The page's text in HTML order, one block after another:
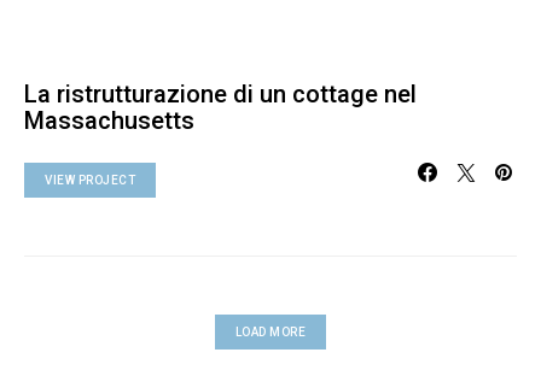
La ristrutturazione di un cottage nel
Massachusetts
VIEW PROJECT
LOAD MORE